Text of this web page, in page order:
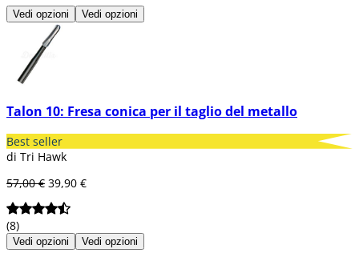
Vedi opzioni Vedi opzioni
Talon 10: Fresa conica per il taglio del metallo
Best seller
di Tri Hawk
57,00 € 39,90 €
(8)
Vedi opzioni Vedi opzioni